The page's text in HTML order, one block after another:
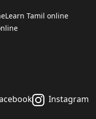
Learn Tamil online
Instagram